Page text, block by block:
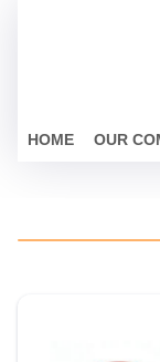
HOME OUR